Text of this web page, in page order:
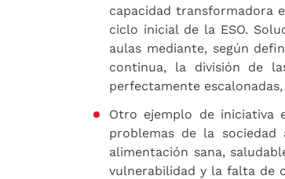
capacidad transformadora
ciclo inicial de la ESO.
aulas mediante, según
continua, la división de
perfectamente
Otro ejemplo de iniciativa
problemas de la
alimentación sana,
vulnerabilidad y la falta de